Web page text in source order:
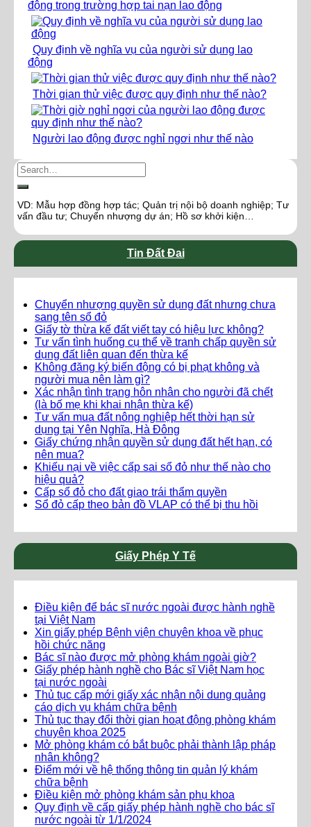
động trong trường hợp tai nạn lao động
Quy định về nghĩa vụ của người sử dụng lao
động
Thời gian thử việc được quy định như thế nào?
Người lao động được nghỉ ngơi như thế nào
VD: Mẫu hợp đồng hợp tác; Quản trị nội bộ doanh nghiệp; Tư
vấn đầu tư; Chuyển nhượng dự án; Hồ sơ khởi kiện…
Tin Đất Đai
Chuyển nhượng quyền sử dụng đất nhưng chưa
sang tên sổ đỏ
Giấy tờ thừa kế đất viết tay có hiệu lực không?
Tư vấn tình huống cụ thể về tranh chấp quyền sử
dụng đất liên quan đến thừa kế
Không đăng ký biến động có bị phạt không và
người mua nên làm gì?
Xác nhận tình trạng hôn nhân cho người đã chết
(là bố mẹ khi khai nhận thừa kế)
Tư vấn mua đất nông nghiệp hết thời hạn sử
dụng tại Yên Nghĩa, Hà Đông
Giấy chứng nhận quyền sử dụng đất hết hạn, có
nên mua?
Khiếu nại về việc cấp sai sổ đỏ như thế nào cho
hiệu quả?
Cấp sổ đỏ cho đất giao trái thẩm quyền
Sổ đỏ cấp theo bản đồ VLAP có thể bị thu hồi
Giấy Phép Y Tế
Điều kiện để bác sĩ nước ngoài được hành nghề
tại Việt Nam
Xin giấy phép Bệnh viện chuyên khoa về phục
hồi chức năng
Bác sĩ nào được mở phòng khám ngoài giờ?
Giấy phép hành nghề cho Bác sĩ Việt Nam học
tại nước ngoài
Thủ tục cấp mới giấy xác nhận nội dung quảng
cáo dịch vụ khám chữa bệnh
Thủ tục thay đổi thời gian hoạt động phòng khám
chuyên khoa 2025
Mở phòng khám có bắt buộc phải thành lập pháp
nhân không?
Điểm mới về hệ thống thông tin quản lý khám
chữa bệnh
Điều kiện mở phòng khám sản phụ khoa
Quy định về cấp giấy phép hành nghề cho bác sĩ
nước ngoài từ 1/1/2024